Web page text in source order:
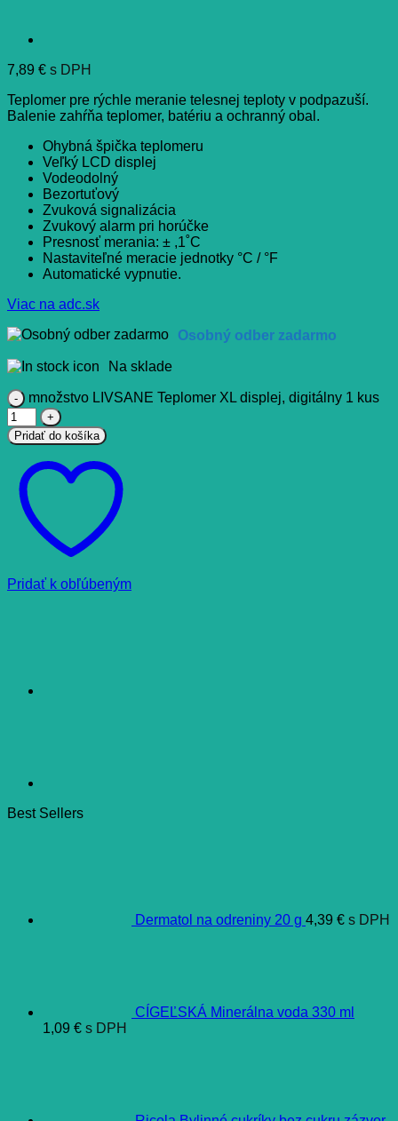
7,89 € s DPH
Teplomer pre rýchle meranie telesnej teploty v podpazuší.
Balenie zahŕňa teplomer, batériu a ochranný obal.
Ohybná špička teplomeru
Veľký LCD displej
Vodeodolný
Bezortuťový
Zvuková signalizácia
Zvukový alarm pri horúčke
Presnosť merania: ± ,1˚C
Nastaviteľné meracie jednotky °C / °F
Automatické vypnutie.
Viac na adc.sk
Osobný odber zadarmo
Na sklade
množstvo LIVSANE Teplomer XL displej, digitálny 1 kus
Pridať do košíka
Pridať k obľúbeným
Best Sellers
Dermatol na odreniny 20 g 4,39 € s DPH
CÍGEĽSKÁ Minerálna voda 330 ml
1,09 € s DPH